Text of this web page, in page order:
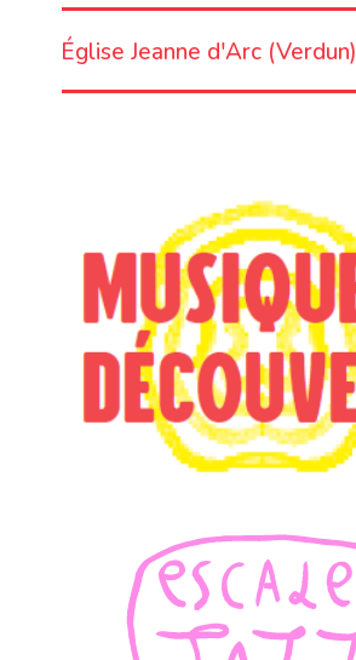
LIEU
Église Jeanne d'Arc (Verdun)